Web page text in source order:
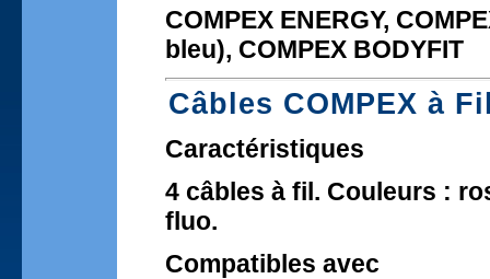
COMPEX ENERGY,
bleu), COMPEX BODYFIT
Câbles COMPEX à
Caractéristiques
4 câbles à fil. Couleurs :
fluo.
Compatibles avec